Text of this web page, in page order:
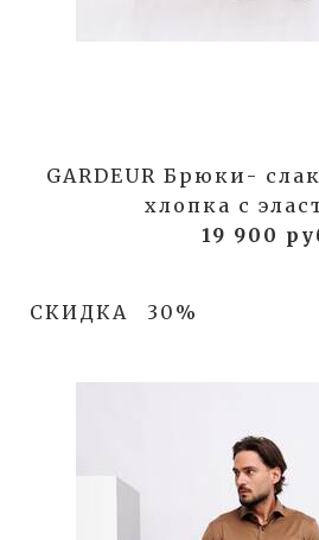
GARDEUR Брюки-
хлопка с
19 900
СКИДКА 30%